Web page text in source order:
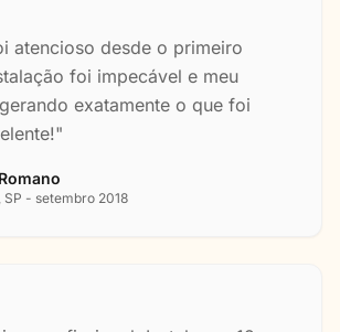
atencioso desde o primeiro
foi impecável e meu
exatamente o que foi
SP - setembro 2018